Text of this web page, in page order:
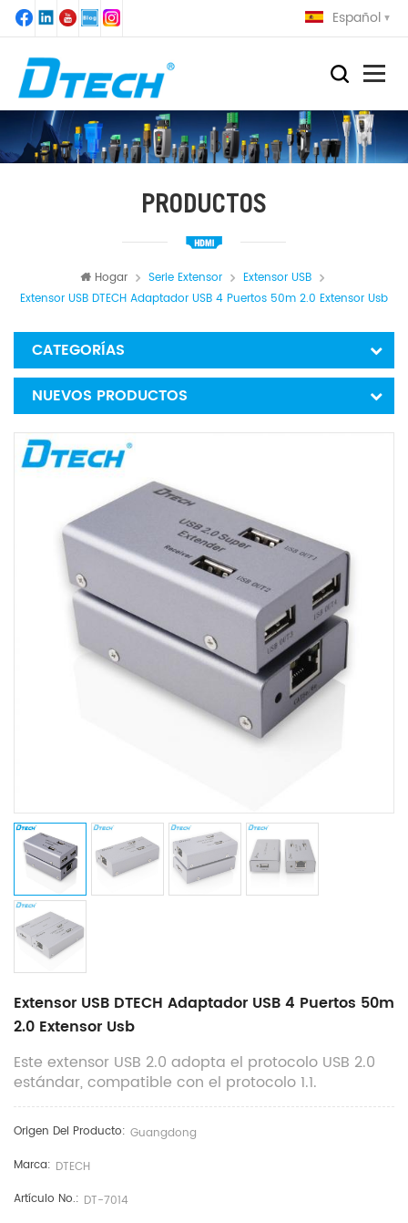
Español
PRODUCTOS
Hogar Serie Extensor
Extensor USB
Extensor USB DTECH Adaptador USB 4 Puertos 50m 2.0 Extensor Usb
CATEGORÍAS
NUEVOS PRODUCTOS
Extensor USB DTECH Adaptador USB 4 Puertos 50m
2.0 Extensor Usb
Este extensor USB 2.0 adopta el protocolo USB 2.0
estándar, compatible con el protocolo 1.1.
Origen Del Producto: Guangdong
Marca: DTECH
Artículo No.: DT-7014